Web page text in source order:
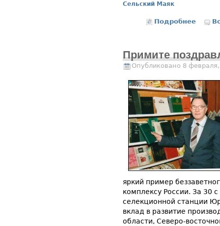
Сельский Маяк
Подробнее
о
Примите
Опубликовано 8
яркий пример
комплексу России. За 30
селекционной станции
вклад в развитие
области, Северо-